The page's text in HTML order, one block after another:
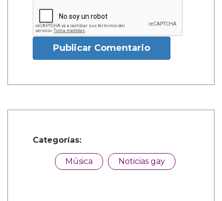
Publicar Comentario
Categorías:
Música Noticias gay